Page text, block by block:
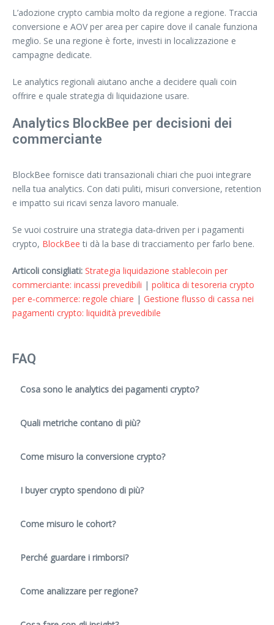
L’adozione crypto cambia molto da regione a regione. Traccia
conversione e AOV per area per capire dove il canale funziona
meglio. Se una regione è forte, investi in localizzazione e
campagne dedicate.
Le analytics regionali aiutano anche a decidere quali coin
offrire e quale strategia di liquidazione usare.
Analytics BlockBee per decisioni dei
commerciante
BlockBee fornisce dati transazionali chiari che puoi integrare
nella tua analytics. Con dati puliti, misuri conversione, retention
e impatto sui ricavi senza lavoro manuale.
Se vuoi costruire una strategia data‑driven per i pagamenti
crypto, BlockBee ti dà la base di tracciamento per farlo bene.
Articoli consigliati: Strategia liquidazione stablecoin per
commerciante: incassi prevedibili | politica di tesoreria crypto
per e‑commerce: regole chiare | Gestione flusso di cassa nei
pagamenti crypto: liquidità prevedibile
FAQ
Cosa sono le analytics dei pagamenti crypto?
Quali metriche contano di più?
Come misuro la conversione crypto?
I buyer crypto spendono di più?
Come misuro le cohort?
Perché guardare i rimborsi?
Come analizzare per regione?